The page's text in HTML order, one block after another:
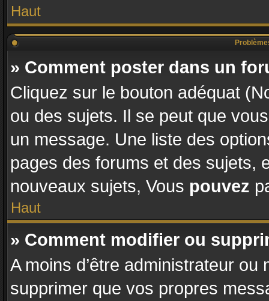
Haut
» Comment poster dans un
Cliquez sur le bouton adéquat
ou des sujets. Il se peut que
un message. Une liste des
pages des forums et des sujets,
nouveaux sujets, Vous pouvez
Haut
» Comment modifier ou
A moins d’être administrateur
supprimer que vos propres